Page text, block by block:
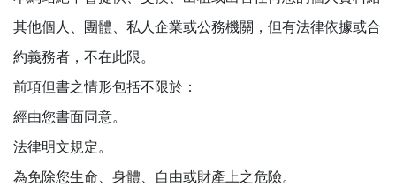
其他個人、團體、私人企業或公務機關，但有法律依據或合
約義務者，不在此限。
前項但書之情形包括不限於：
經由您書面同意。
法律明文規定。
為免除您生命、身體、自由或財產上之危險。